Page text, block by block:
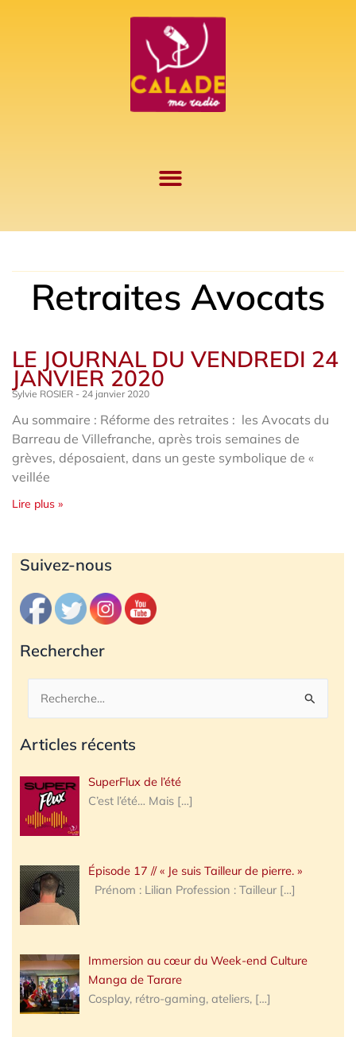
Retraites Avocats
LE JOURNAL DU VENDREDI 24
JANVIER 2020
Sylvie ROSIER 24 janvier 2020
Au sommaire : Réforme des retraites : les Avocats du
Barreau de Villefranche, après trois semaines de
grèves, déposaient, dans un geste symbolique de «
veillée
Lire plus »
Suivez-nous
Rechercher
Rechercher :
Articles récents
SuperFlux de l’été
C’est l’été… Mais […]
Épisode 17 // « Je suis Tailleur de pierre. »
Prénom : Lilian Profession : Tailleur […]
Immersion au cœur du Week-end Culture
Manga de Tarare
Cosplay, rétro-gaming, ateliers, […]
Archives